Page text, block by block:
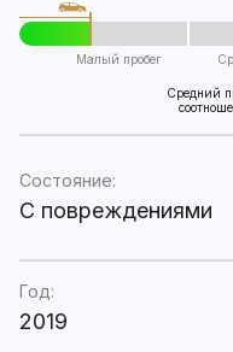
Малый пробег
Средний
Состояние:
C повреждениями
Год:
2019